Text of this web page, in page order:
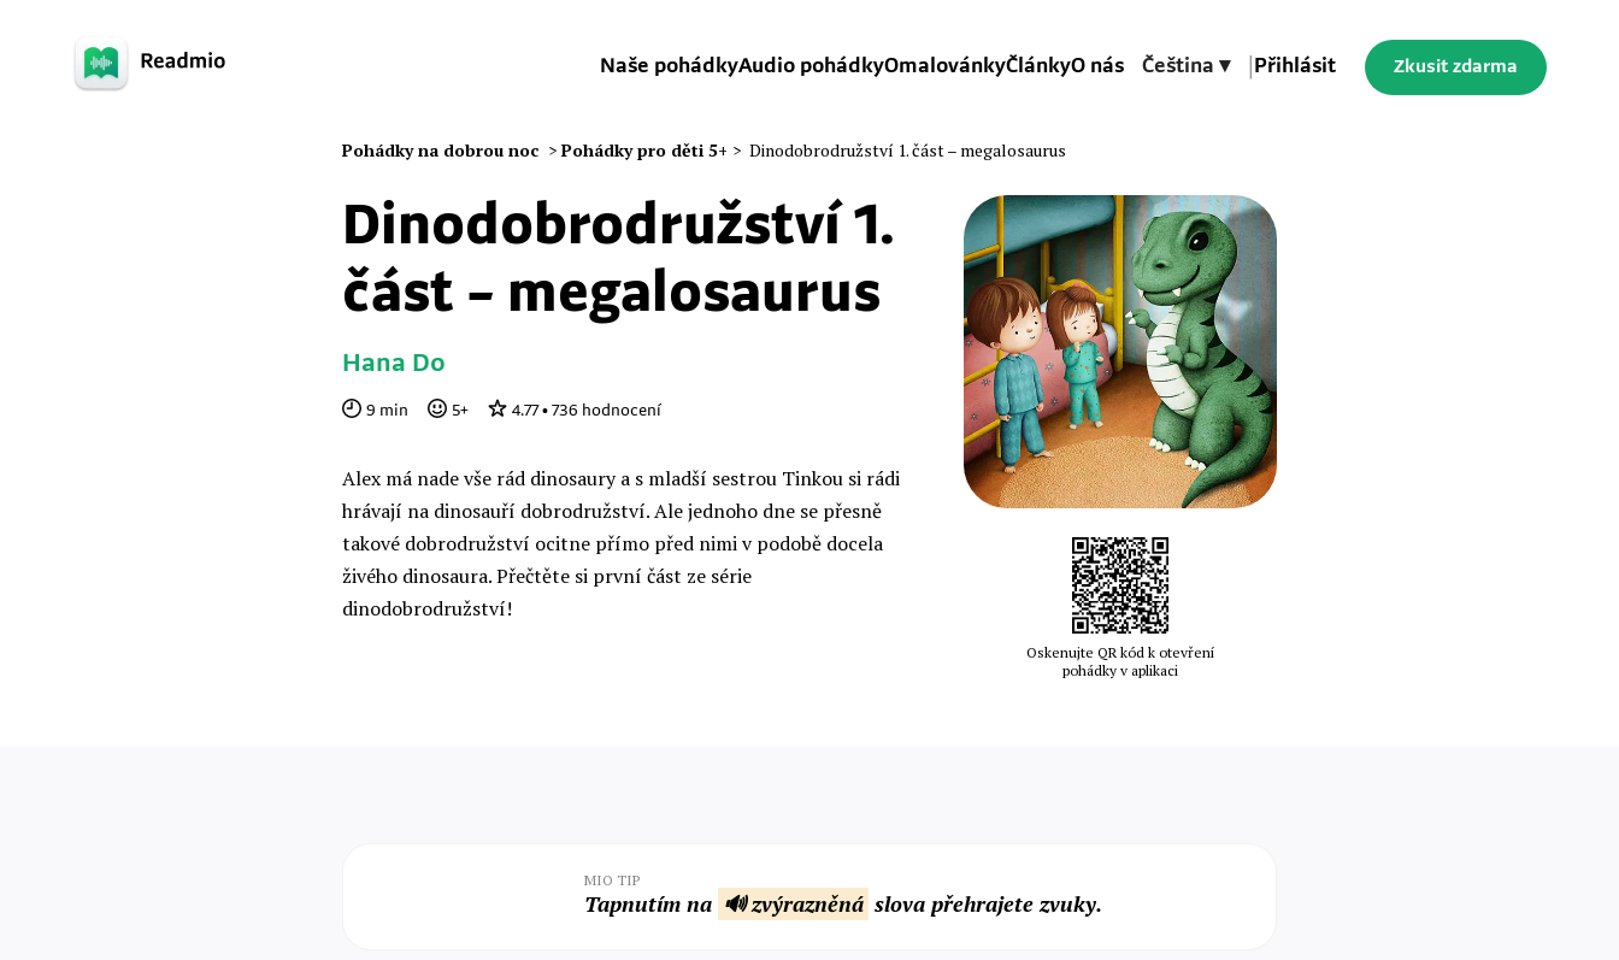
Naše pohádkyAudio pohádkyOmalovánkyČlánkyO nás Čeština ▾ Přihlásit Zkusit zdarma
Pohádky na dobrou noc > Pohádky pro děti 5+ > Dinodobrodružství 1. část – megalosaurus
Dinodobrodružství 1.
část – megalosaurus
Hana Do
9 min 5+ 4.77• 736 hodnocení
Alex má nade vše rád dinosaury a s mladší sestrou Tinkou si rádi
hrávají na dinosauří dobrodružství. Ale jednoho dne se přesně
takové dobrodružství ocitne přímo před nimi v podobě docela
živého dinosaura. Přečtěte si první část ze série
dinodobrodružství!
Oskenujte QR kód k otevření
pohádky v aplikaci
MIO TIP
Tapnutím na 🔊 zvýrazněná slova přehrajete zvuky.